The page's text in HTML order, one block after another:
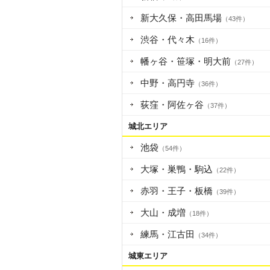
新大久保・高田馬場 （43件）
渋谷・代々木 （16件）
幡ヶ谷・笹塚・明大前 （27件）
中野・高円寺 （36件）
荻窪・阿佐ヶ谷 （37件）
城北エリア
池袋 （54件）
大塚・巣鴨・駒込 （22件）
赤羽・王子・板橋 （39件）
大山・成増 （18件）
練馬・江古田 （34件）
城東エリア